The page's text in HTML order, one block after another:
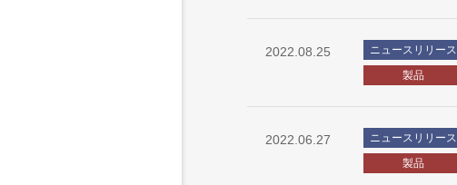
2022.08.25
ニュースリリース
製品
2022.06.27
ニュースリリース
製品